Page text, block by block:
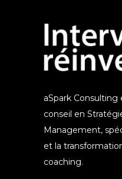
aSpark
conseil en
Management,
et la
coaching.